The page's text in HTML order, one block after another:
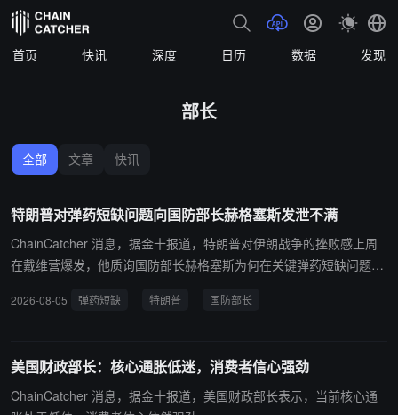
首页 快讯 深度 日历 数据 发现
部长
全部 文章 快讯
特朗普对弹药短缺问题向国防部长赫格塞斯发泄不满
ChainCatcher 消息，据金十报道，特朗普对伊朗战争的挫败感上周
在戴维营爆发，他质询国防部长赫格塞斯为何在关键弹药短缺问题上
归咎于副手 Stephen Feinberg。消息人士称，弹药短缺，尤其是远
2026-08-05 弹药短缺 特朗普 国防部长
美国财政部长：核心通胀低迷，消费者信心强劲
ChainCatcher 消息，据金十报道，美国财政部长表示，当前核心通